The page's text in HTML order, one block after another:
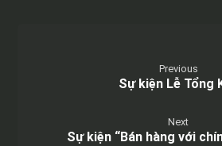
Previous
Sự kiện Lễ Tổng
Next
Sự kiện “Bán hàng với